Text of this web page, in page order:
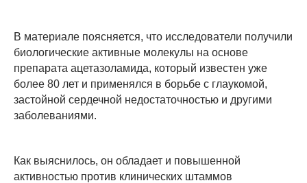
В материале поясняется, что исследователи получили
биологические активные молекулы на основе
препарата ацетазоламида, который известен уже
более 80 лет и применялся в борьбе с глаукомой,
застойной сердечной недостаточностью и другими
заболеваниями.
Как выяснилось, он обладает и повышенной
активностью против клинических штаммов